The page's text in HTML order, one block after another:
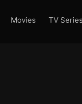
Movies TV Series